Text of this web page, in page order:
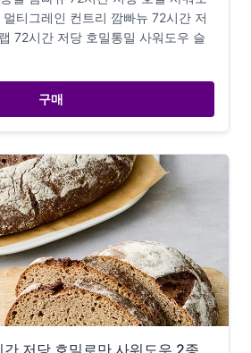
티그레인 컨트리 깜빠뉴 72시간 저
72시간 저당 호밀통밀 사워도우 슬
구매
저당 호밀로만 사워도우 2종